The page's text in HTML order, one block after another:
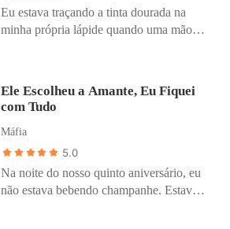
Eu estava traçando a tinta dourada na
minha própria lápide quando uma mão
porque não queria se atrasar para a festa
silêncio, Ivy", ele disse pelo telefone
antes de desligar. Agora, parado diante do
meu túmulo, ele deixou cair suas flores de
plástico baratas, em choque. "Ivy? Você
Ele Escolheu a Amante, Eu Fiquei
com Tudo
Máfia
5.0
Na noite do nosso quinto aniversário, eu
não estava bebendo champanhe. Estava